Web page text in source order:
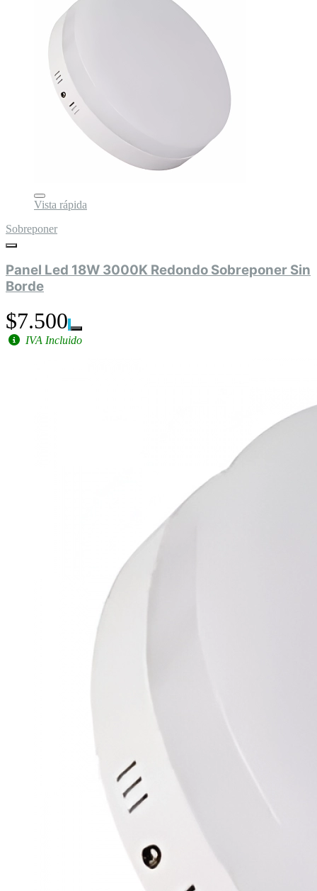
Vista rápida
Sobreponer
Panel Led 18W 3000K Redondo Sobreponer Sin
Borde
$7.500
IVA Incluido